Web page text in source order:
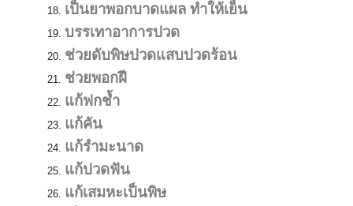
เป็นยาพอกบาดแผล ทำให้เย็น
บรรเทาอาการปวด
ช่วยดับพิษปวดแสบปวดร้อน
ช่วยพอกฝี
แก้ฟกช้ำ
แก้คัน
แก้รำมะนาด
แก้ปวดฟัน
แก้เสมหะเป็นพิษ